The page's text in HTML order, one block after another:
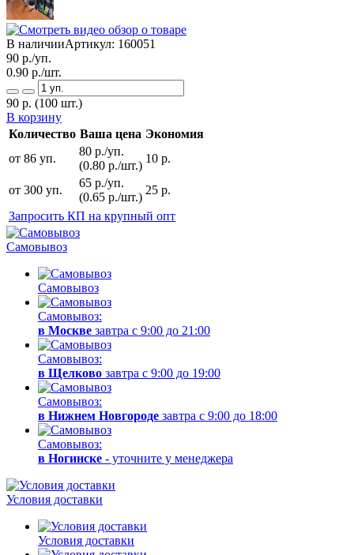
В наличииАртикул: 160051
90 р./уп.
0.90 р./шт.
90 р. (100 шт.)
В корзину
Количество Ваша цена Экономия
от 86 уп.
80 р./уп.
(0.80 р./шт.)
10 р.
от 300 уп.
65 р./уп.
(0.65 р./шт.)
25 р.
Запросить КП на крупный опт
Самовывоз
Самовывоз
Самовывоз:
в Москве завтра с 9:00 до 21:00
Самовывоз:
в Щелково завтра с 9:00 до 19:00
Самовывоз:
в Нижнем Новгороде завтра с 9:00 до 18:00
Самовывоз:
в Ногинске - уточните у менеджера
Условия доставки
Условия доставки